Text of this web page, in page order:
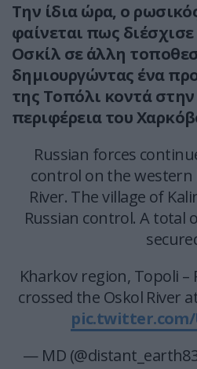
Την ίδια ώρα, ο
φαίνεται πως
Οσκίλ σε άλλη
δημιουργώντας ένα
της Τοπόλι κοντά στην
περιφέρεια του
Russian forces
control on the western
River. The village of
Russian control. A total
Kharkov region, Topoli –
crossed the Oskol River
pic.twitter.com/
— MD